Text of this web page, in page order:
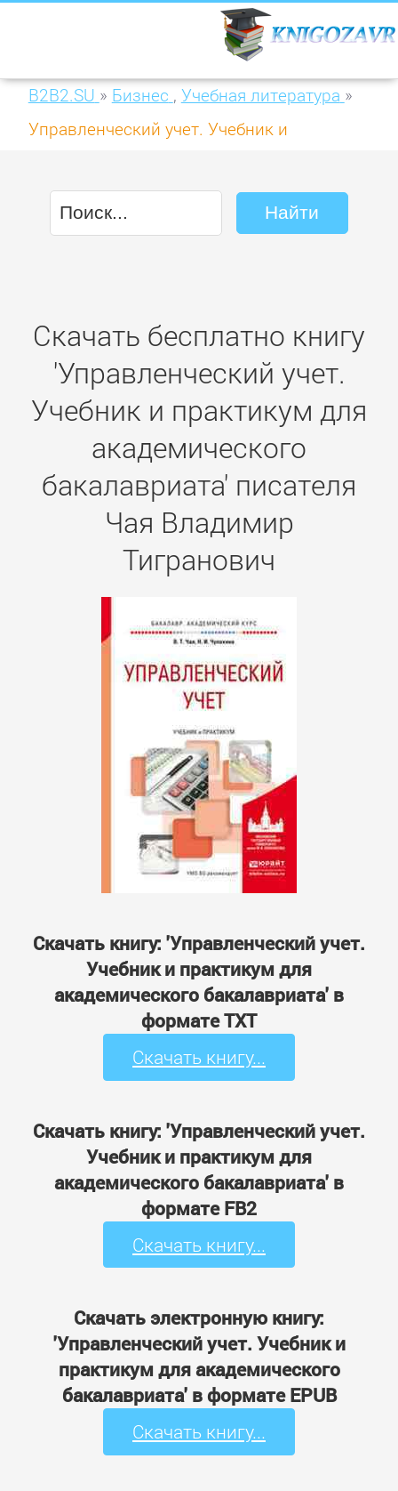
B2B2.SU » Бизнес , Учебная литература »
Управленческий учет. Учебник и
бакалавриата
Скачать бесплатно книгу
'Управленческий учет.
Учебник и практикум для
академического
бакалавриата' писателя
Чая Владимир
Тигранович
Скачать книгу: 'Управленческий учет.
Учебник и практикум для
академического бакалавриата' в
формате TXT
Скачать книгу...
Скачать книгу: 'Управленческий учет.
Учебник и практикум для
академического бакалавриата' в
формате FB2
Скачать книгу...
Скачать электронную книгу:
'Управленческий учет. Учебник и
практикум для академического
бакалавриата' в формате EPUB
Скачать книгу...